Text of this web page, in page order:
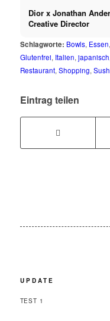
Dior x Jonathan
Creative Director
Schlagworte: Bowls, Essen,
Glutenfrei, Italien, japanisch
Restaurant, Shopping,
Eintrag teilen
UPDATE
TEST 1